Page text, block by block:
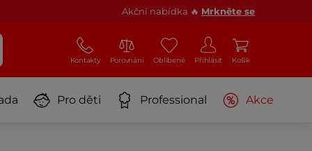
Akční nabídka 🔥 Mrkněte se
Kontakty Porovnání Oblíbené Přihlásit Košík
Pro děti Professional Akce